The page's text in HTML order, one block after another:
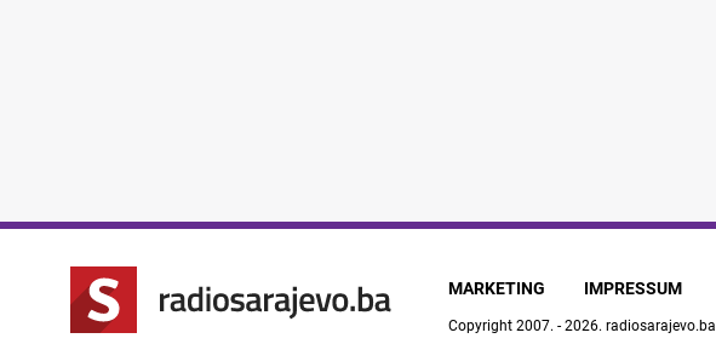
MARKETING IMPRESSUM
Copyright 2007. - 2026. radiosarajevo.ba